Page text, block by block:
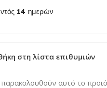
14 ημερών
στη λίστα επιθυμιών
αυτό το